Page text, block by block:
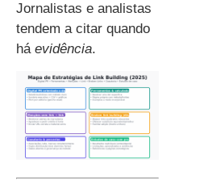
Jornalistas e analistas
tendem a citar quando
há evidência.